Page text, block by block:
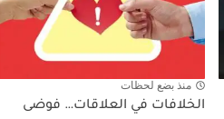
منذ بضع لحظات
الخلافات في العلاقات… فوضى